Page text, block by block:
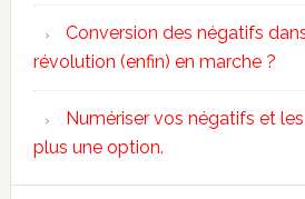
Conversion des négatifs
révolution (enfin) en marche ?
Numériser vos négatifs et
plus une option.